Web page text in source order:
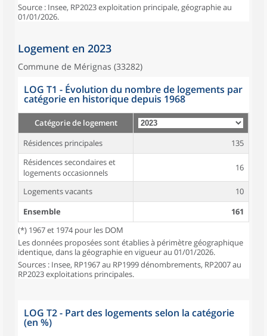
Source : Insee, RP2023 exploitation principale, géographie au
01/01/2026.
Logement en 2023
Commune de Mérignas (33282)
LOG T1 - Évolution du nombre de logements par
catégorie en historique depuis 1968
Catégorie de logement
Résidences principales
135
Résidences secondaires et
logements occasionnels
16
Logements vacants
10
Ensemble
161
(*) 1967 et 1974 pour les DOM
Les données proposées sont établies à périmètre géographique
identique, dans la géographie en vigueur au 01/01/2026.
Sources : Insee, RP1967 au RP1999 dénombrements, RP2007 au
RP2023 exploitations principales.
LOG T2 - Part des logements selon la catégorie
(en %)